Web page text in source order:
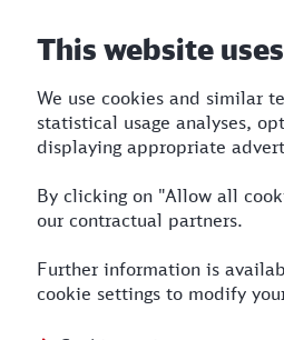
18:19
Potsdam Hbf
19.08.26
0:24
Potsdam Hbf
19.08.26
0:25